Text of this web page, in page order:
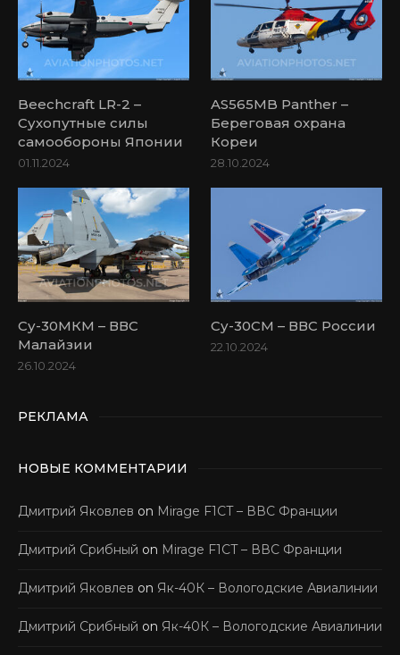
Beechcraft LR-2 –
Сухопутные силы
самообороны Японии
01.11.2024
AS565MB Panther –
Береговая охрана
Кореи
28.10.2024
Су-30МКМ – ВВС
Малайзии
26.10.2024
Су-30СМ – ВВС России
22.10.2024
РЕКЛАМА
НОВЫЕ КОММЕНТАРИИ
Дмитрий Яковлев on Mirage F1CT – ВВС Франции
Дмитрий Срибный on Mirage F1CT – ВВС Франции
Дмитрий Яковлев on Як-40К – Вологодские Авиалинии
Дмитрий Срибный on Як-40К – Вологодские Авиалинии